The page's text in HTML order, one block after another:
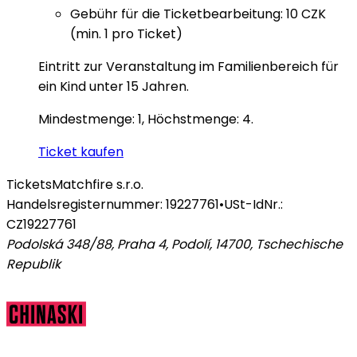
Gebühr für die Ticketbearbeitung: 10 CZK
(min. 1 pro Ticket)
Eintritt zur Veranstaltung im Familienbereich für
ein Kind unter 15 Jahren.
Mindestmenge: 1, Höchstmenge: 4.
Ticket kaufen
TicketsMatchfire s.r.o.
Handelsregisternummer: 19227761•USt-IdNr.:
CZ19227761
Podolská 348/88, Praha 4, Podolí, 14700, Tschechische
Republik